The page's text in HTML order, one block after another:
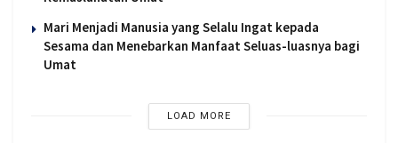
Mari Menjadi Manusia yang Selalu Ingat kepada
Sesama dan Menebarkan Manfaat Seluas-luasnya bagi
Umat
LOAD MORE